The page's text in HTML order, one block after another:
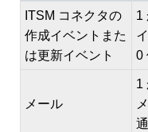
ITSM コネクタの
作成イベントまた
は更新イベント
1
0
メール
1
通